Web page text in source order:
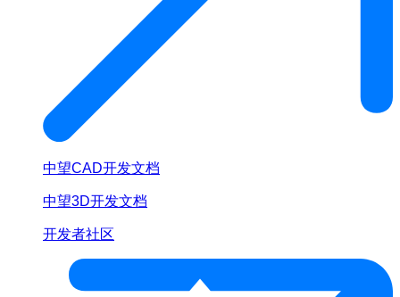
中望CAD开发文档
中望3D开发文档
开发者社区